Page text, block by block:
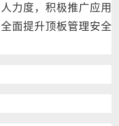
力度，积极推广应用
面提升顶板管理安全